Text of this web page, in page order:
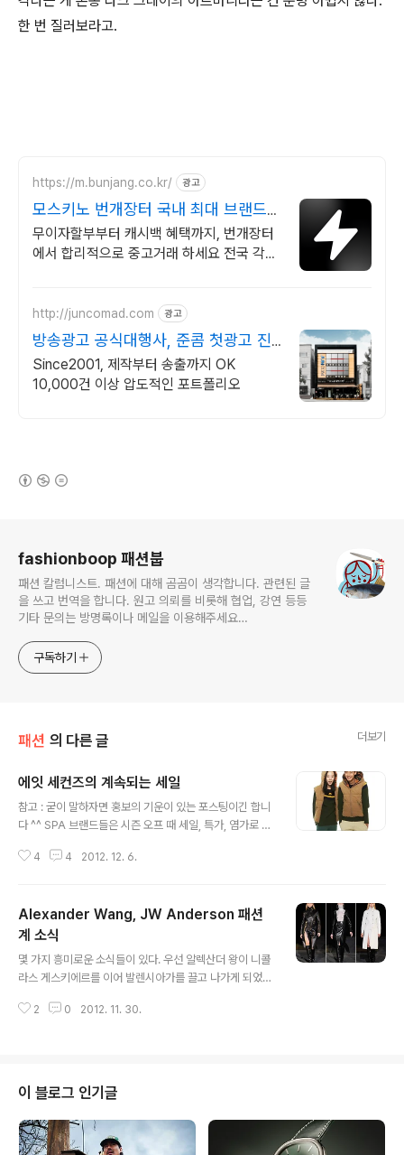
한 번 질러보라고.
https://m.bunjang.co.kr/ 광고
모스키노 번개장터 국내 최대 브랜드
중고거래
무이자할부부터 캐시백 혜택까지, 번개장터
에서 합리적으로 중고거래 하세요 전국 각지
http://juncomad.com 광고
방송광고 공식대행사, 준콤 첫광고 진
행시 20% 할인!
Since2001, 제작부터 송출까지 OK
10,000건 이상 압도적인 포트폴리오
fashionboop 패션붑
패션 칼럼니스트. 패션에 대해 곰곰이 생각합니다. 관련된 글
을 쓰고 번역을 합니다. 원고 의뢰를 비롯해 협업, 강연 등등
기타 문의는 방명록이나 메일을 이용해주세요
구독하기
패션 의 다른 글 더보기
에잇 세컨즈의 계속되는 세일
참고 : 굳이 말하자면 홍보의 기운이 있는 포스팅이긴 합니
다 ^^ SPA 브랜드들은 시즌 오프 때 세일, 특가, 염가로 마
지금 가격이 나오기 때문이다. 유니클로도 저번 수능 이후
지는 없지만 막상 가서 보면 이것 저것 싸게 팔고 있는 경우
가 많다. 참고로 명동 H&M이 noon 퀘어와 중앙점 두 개
있는 데 두 매장의 세일 품목, 세일 시기 같은 게 살짝 다르
다. 에잇 세컨즈도 출시 이후 계속 주시하고는 있는데 어느
만원! 하는 것보다 원래 이만원인데 세일해서 만원! 하는..
4 4 2012. 12. 6.
Alexander Wang, JW Anderson 패션
계 소식
몇 가지 흥미로운 소식들이 있다. 우선 알렉산더 왕이 니콜
라스 게스키에르를 이어 발렌시아가를 끌고 나가게 되었다
실한 거긴 하지만 정황으로 볼 때 크리스토퍼 케인 소문과
엠티비(링크). 사실 이것보다는 조금 더 어둡고 너덜너덜한
느낌이 있기는 한데. 대만계로 파슨스에 패션 전공으로 들
어갔다가 때려치고 컬렉션을 만들기 시작했다. 알렉산더
왕 하면 두 가지가 생각나는데 하나는 위에서 말했듯 너덜
2 0 2012. 11. 30.
이 블로그 인기글